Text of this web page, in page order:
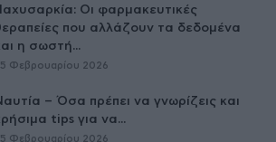
Οι φαρμακευτικές
που αλλάζουν τα δεδομένα
η σωστή...
Φεβρουαρίου 2026
– Όσα πρέπει να γνωρίζεις και
tips για να...
Φεβρουαρίου 2026